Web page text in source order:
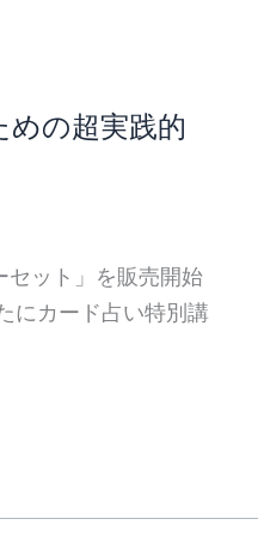
めの超実践的
セット」を販売開始
にカード占い特別講